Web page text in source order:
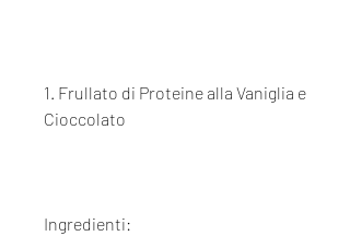
1. Frullato di Proteine ​​alla Vaniglia e
Cioccolato
Ingredienti: